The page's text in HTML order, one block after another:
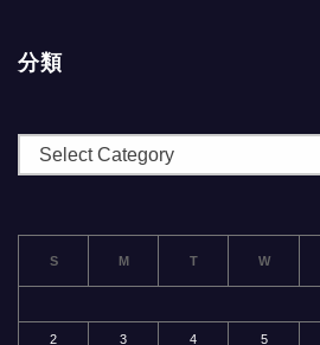
分類
S M T W
2 3 4 5